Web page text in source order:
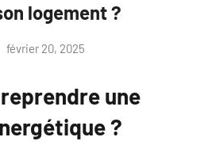
logement ?
février 20, 2025
une
?